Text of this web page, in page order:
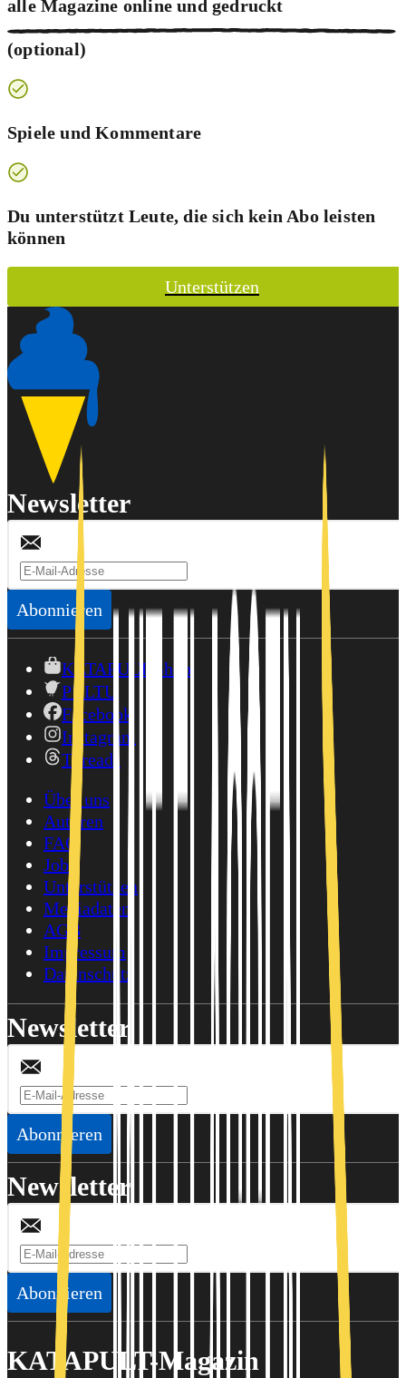
alle Magazine online und gedruckt
(optional)
Spiele und Kommentare
Du unterstützt Leute, die sich kein Abo leisten
können
Unterstützen
Newsletter
Abonnieren
KATAPULT-Shop
PULTU
Facebook
Instagram
Threads
Über uns
Autoren
FAQ
Jobs
Unterstützen
Mediadaten
AGB
Impressum
Datenschutz
Newsletter
Abonnieren
Newsletter
Abonnieren
KATAPULT-Magazin